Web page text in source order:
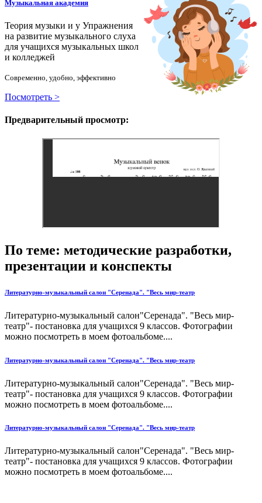
Музыкальная академия
Теория музыки и у Упражнения
на развитие музыкального слуха
для учащихся музыкальных школ
и колледжей
Современно, удобно, эффективно
Посмотреть >
Предварительный просмотр:
По теме: методические разработки,
презентации и конспекты
Литературно-музыкальный салон "Серенада". "Весь мир-театр
Литературно-музыкальный салон"Серенада". "Весь мир-
театр"- постановка для учащихся 9 классов. Фотографии
можно посмотреть в моем фотоальбоме....
Литературно-музыкальный салон "Серенада". "Весь мир-театр
Литературно-музыкальный салон"Серенада". "Весь мир-
театр"- постановка для учащихся 9 классов. Фотографии
можно посмотреть в моем фотоальбоме....
Литературно-музыкальный салон "Серенада". "Весь мир-театр
Литературно-музыкальный салон"Серенада". "Весь мир-
театр"- постановка для учащихся 9 классов. Фотографии
можно посмотреть в моем фотоальбоме....